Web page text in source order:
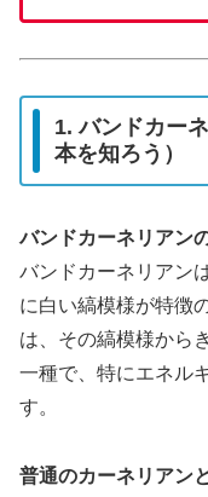
1. バンドカー
本を知ろう）
バンドカーネリアン
バンドカーネリアン
に白い縞模様が特徴
は、その縞模様から
一種で、特にエネル
す。
普通のカーネリアン